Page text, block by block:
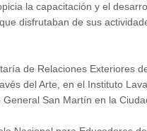
la capacitación y el
disfrutaban de sus
de Relaciones Exteriores
del Arte, en el Instituto
San Martín en la